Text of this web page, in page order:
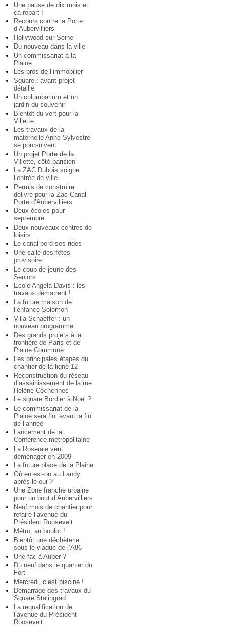
Une pause de dix mois et
ça repart !
Recours contre la Porte
d’Aubervilliers
Hollywood-sur-Seine
Du nouveau dans la ville
Un commissariat à la
Plaine
Les pros de l’immobilier
Square : avant-projet
détaillé
Un columbarium et un
jardin du souvenir
Bientôt du vert pour la
Villette
Les travaux de la
maternelle Anne Sylvestre
se poursuivent
Un projet Porte de la
Villette, côté parisien
La ZAC Dubois soigne
l’entrée de ville
Permis de construire
délivré pour la Zac Canal-
Porte d’Aubervilliers
Deux écoles pour
septembre
Deux nouveaux centres de
loisirs
Le canal perd ses rides
Une salle des fêtes
provisoire
Le coup de jeune des
Seniors
Ecole Angela Davis : les
travaux démarrent !
La future maison de
l’enfance Solomon
Villa Schaeffer : un
nouveau programme
Des grands projets à la
frontière de Paris et de
Plaine Commune
Les principales étapes du
chantier de la ligne 12
Reconstruction du réseau
d’assainissement de la rue
Hélène Cochennec
Le square Bordier à Noël ?
Le commissariat de la
Plaine sera fini avant la fin
de l’année
Lancement de la
Conférence métropolitaine
La Roseraie veut
déménager en 2009
La future place de la Plaine
Où en est-on au Landy
après le oui ?
Une Zone franche urbaine
pour un bout d’Aubervilliers
Neuf mois de chantier pour
refaire l’avenue du
Président Roosevelt
Métro, au boulot !
Bientôt une déchèterie
sous le viaduc de l’A86
Une fac à Auber ?
Du neuf dans le quartier du
Fort
Mercredi, c’est piscine !
Démarrage des travaux du
Square Stalingrad
La requalification de
l’avenue du Président
Roosevelt